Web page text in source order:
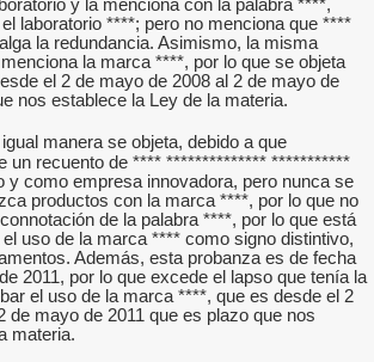
y la menciona con la palabra ****,
laboratorio ****; pero no menciona que ****
la redundancia. Asimismo, la misma
la marca ****, por lo que se objeta
el 2 de mayo de 2008 al 2 de mayo de
nos establece la Ley de la materia.
manera se objeta, debido a que
un recuento de **** ************** ***********
y como empresa innovadora, pero nunca se
productos con la marca ****, por lo que no
de la palabra ****, por lo que está
uso de la marca **** como signo distintivo,
Además, esta probanza es de fecha
2011, por lo que excede el lapso que tenía la
el uso de la marca ****, que es desde el 2
de mayo de 2011 que es plazo que nos
materia.